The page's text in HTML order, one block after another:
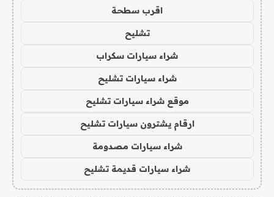
اقرب سطحة
تشليح
شراء سيارات سكراب
شراء سيارات تشليح
موقع شراء سيارات تشليح
ارقام يشترون سيارات تشليح
شراء سيارات مصدومة
شراء سيارات قديمة تشليح